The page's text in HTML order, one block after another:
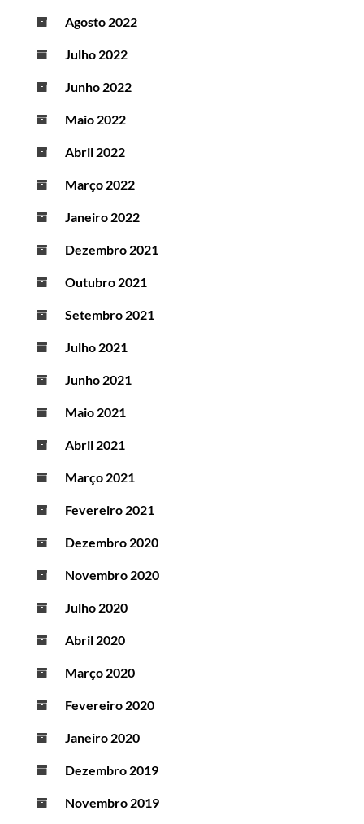
Agosto 2022
Julho 2022
Junho 2022
Maio 2022
Abril 2022
Março 2022
Janeiro 2022
Dezembro 2021
Outubro 2021
Setembro 2021
Julho 2021
Junho 2021
Maio 2021
Abril 2021
Março 2021
Fevereiro 2021
Dezembro 2020
Novembro 2020
Julho 2020
Abril 2020
Março 2020
Fevereiro 2020
Janeiro 2020
Dezembro 2019
Novembro 2019